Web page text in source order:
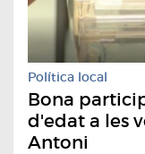
Política local
Bona
d'edat a les
Antoni